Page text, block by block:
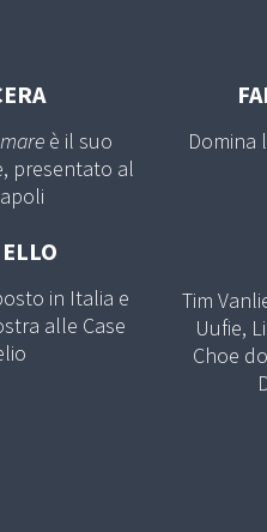
è il suo
presentato al
Domina
in Italia e
alle Case
Tim
Uufie,
Choe